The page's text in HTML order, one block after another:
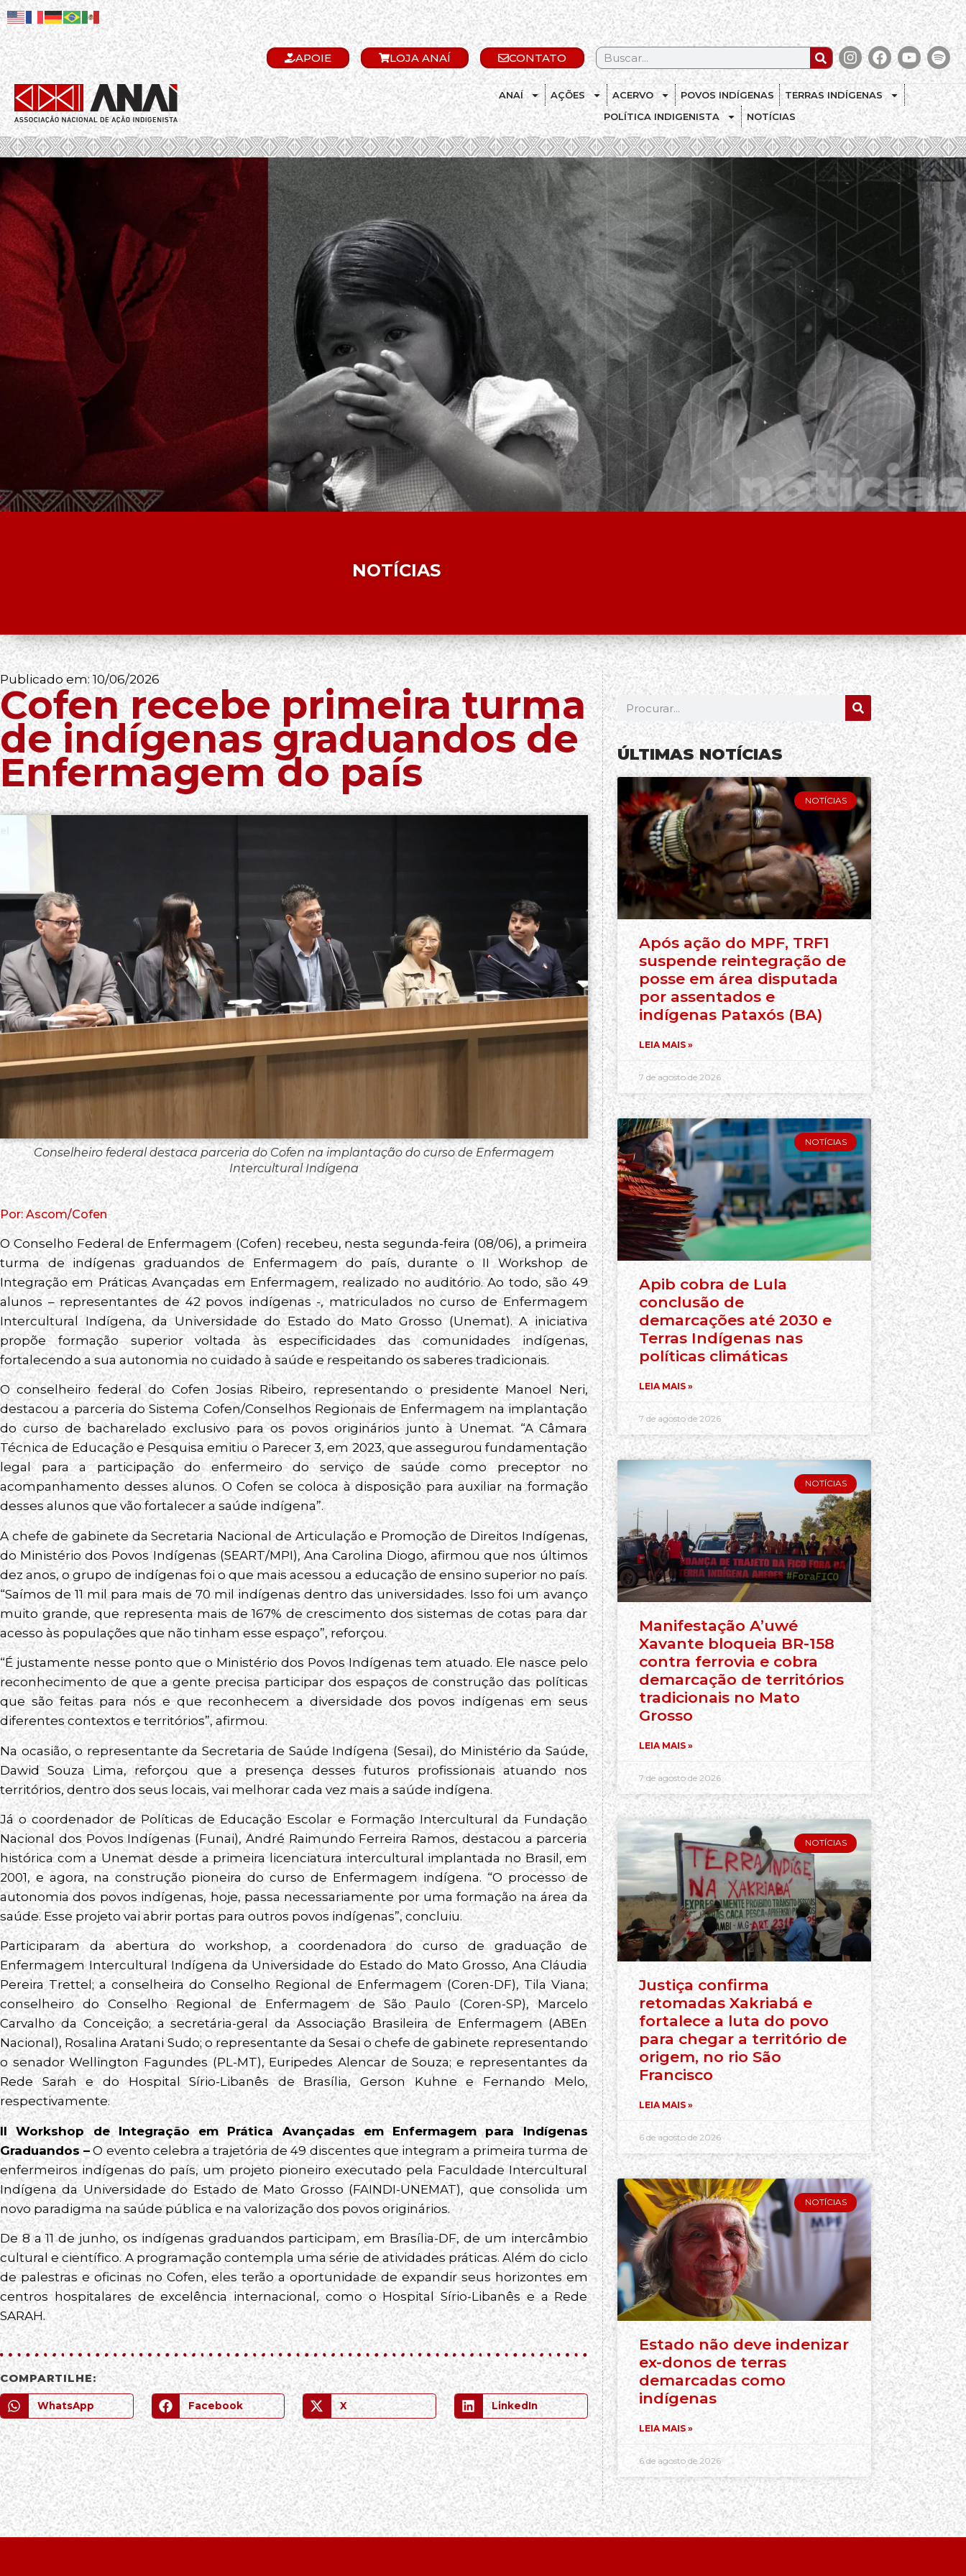
APOIE LOJA ANAÍ CONTATO
ANAÍ AÇÕES ACERVO POVOS INDÍGENAS
TERRAS INDÍGENAS
POLÍTICA INDIGENISTA
NOTÍCIAS
.
NOTÍCIAS
Publicado em:10/06/2026
Cofen recebe primeira turma
de indígenas graduandos de
Enfermagem do país
Conselheiro federal destaca parceria do Cofen na implantação do curso de Enfermagem
Intercultural Indígena
Por: Ascom/Cofen
O Conselho Federal de Enfermagem (Cofen) recebeu, nesta segunda-feira (08/06), a primeira
turma de indígenas graduandos de Enfermagem do país, durante o II Workshop de
Integração em Práticas Avançadas em Enfermagem, realizado no auditório. Ao todo, são 49
alunos – representantes de 42 povos indígenas -, matriculados no curso de Enfermagem
Intercultural Indígena, da Universidade do Estado do Mato Grosso (Unemat). A iniciativa
propõe formação superior voltada às especificidades das comunidades indígenas,
fortalecendo a sua autonomia no cuidado à saúde e respeitando os saberes tradicionais.
O conselheiro federal do Cofen Josias Ribeiro, representando o presidente Manoel Neri,
destacou a parceria do Sistema Cofen/Conselhos Regionais de Enfermagem na implantação
do curso de bacharelado exclusivo para os povos originários junto à Unemat. “A Câmara
Técnica de Educação e Pesquisa emitiu o Parecer 3, em 2023, que assegurou fundamentação
legal para a participação do enfermeiro do serviço de saúde como preceptor no
acompanhamento desses alunos. O Cofen se coloca à disposição para auxiliar na formação
desses alunos que vão fortalecer a saúde indígena”.
A chefe de gabinete da Secretaria Nacional de Articulação e Promoção de Direitos Indígenas,
do Ministério dos Povos Indígenas (SEART/MPI), Ana Carolina Diogo, afirmou que nos últimos
dez anos, o grupo de indígenas foi o que mais acessou a educação de ensino superior no país.
“Saímos de 11 mil para mais de 70 mil indígenas dentro das universidades. Isso foi um avanço
muito grande, que representa mais de 167% de crescimento dos sistemas de cotas para dar
acesso às populações que não tinham esse espaço”, reforçou.
“É justamente nesse ponto que o Ministério dos Povos Indígenas tem atuado. Ele nasce pelo
reconhecimento de que a gente precisa participar dos espaços de construção das políticas
que são feitas para nós e que reconhecem a diversidade dos povos indígenas em seus
diferentes contextos e territórios”, afirmou.
Na ocasião, o representante da Secretaria de Saúde Indígena (Sesai), do Ministério da Saúde,
Dawid Souza Lima, reforçou que a presença desses futuros profissionais atuando nos
territórios, dentro dos seus locais, vai melhorar cada vez mais a saúde indígena.
Já o coordenador de Políticas de Educação Escolar e Formação Intercultural da Fundação
Nacional dos Povos Indígenas (Funai), André Raimundo Ferreira Ramos, destacou a parceria
histórica com a Unemat desde a primeira licenciatura intercultural implantada no Brasil, em
2001, e agora, na construção pioneira do curso de Enfermagem indígena. “O processo de
autonomia dos povos indígenas, hoje, passa necessariamente por uma formação na área da
saúde. Esse projeto vai abrir portas para outros povos indígenas”, concluiu.
Participaram da abertura do workshop, a coordenadora do curso de graduação de
Enfermagem Intercultural Indígena da Universidade do Estado do Mato Grosso, Ana Cláudia
Pereira Trettel; a conselheira do Conselho Regional de Enfermagem (Coren-DF), Tila Viana;
conselheiro do Conselho Regional de Enfermagem de São Paulo (Coren-SP), Marcelo
Carvalho da Conceição; a secretária-geral da Associação Brasileira de Enfermagem (ABEn
Nacional), Rosalina Aratani Sudo; o representante da Sesai o chefe de gabinete representando
o senador Wellington Fagundes (PL-MT), Euripedes Alencar de Souza; e representantes da
Rede Sarah e do Hospital Sírio-Libanês de Brasília, Gerson Kuhne e Fernando Melo,
respectivamente.
II Workshop de Integração em Prática Avançadas em Enfermagem para Indígenas
Graduandos –O evento celebra a trajetória de 49 discentes que integram a primeira turma de
enfermeiros indígenas do país, um projeto pioneiro executado pela Faculdade Intercultural
Indígena da Universidade do Estado de Mato Grosso (FAINDI-UNEMAT), que consolida um
novo paradigma na saúde pública e na valorização dos povos originários.
De 8 a 11 de junho, os indígenas graduandos participam, em Brasília-DF, de um intercâmbio
cultural e científico. A programação contempla uma série de atividades práticas. Além do ciclo
de palestras e oficinas no Cofen, eles terão a oportunidade de expandir seus horizontes em
centros hospitalares de excelência internacional, como o Hospital Sírio-Libanês e a Rede
SARAH.
COMPARTILHE:
WhatsApp Facebook X LinkedIn
ÚLTIMAS NOTÍCIAS
NOTÍCIAS
Após ação do MPF, TRF1
suspende reintegração de
posse em área disputada
por assentados e
indígenas Pataxós (BA)
LEIA MAIS »
7 de agosto de 2026
NOTÍCIAS
Apib cobra de Lula
conclusão de
demarcações até 2030 e
Terras Indígenas nas
políticas climáticas
LEIA MAIS »
7 de agosto de 2026
NOTÍCIAS
Manifestação A’uwé
Xavante bloqueia BR-158
contra ferrovia e cobra
demarcação de territórios
tradicionais no Mato
Grosso
LEIA MAIS »
7 de agosto de 2026
NOTÍCIAS
Justiça confirma
retomadas Xakriabá e
fortalece a luta do povo
para chegar a território de
origem, no rio São
Francisco
LEIA MAIS »
6 de agosto de 2026
NOTÍCIAS
Estado não deve indenizar
ex-donos de terras
demarcadas como
indígenas
LEIA MAIS »
6 de agosto de 2026